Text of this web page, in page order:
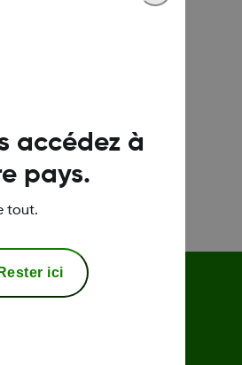
accédez à
pays.
tout.
Rester ici